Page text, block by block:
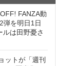
FANZA動
弾を明日1日
は田野憂さ
ットが「週刊